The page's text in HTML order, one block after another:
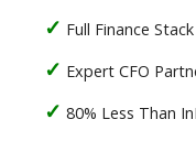
Full Finance Stack
Expert CFO
80% Less Than